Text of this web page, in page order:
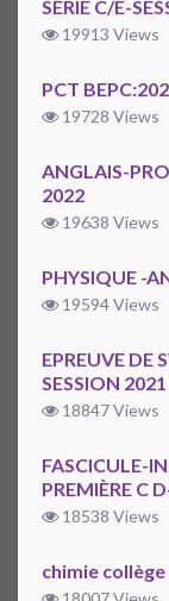
SÉRIE C/E-
19913 Views
PCT
19728 Views
ANGLAIS-
2022
19638 Views
PHYSIQUE -
19594 Views
EPREUVE DE
SESSION 2021
18847 Views
FASCICULE-
PREMIÈRE C
18538 Views
chimie